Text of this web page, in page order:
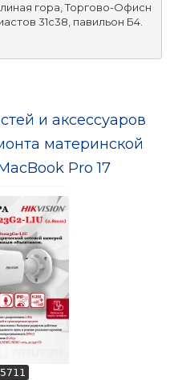
гора, Торгово-Офисн
31с38, павильон Б4.
и аксессуаров
материнской
Pro 17